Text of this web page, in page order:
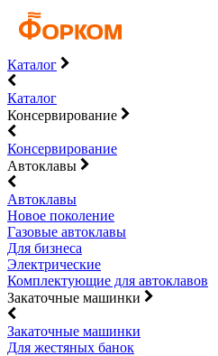
Каталог
Каталог
Консервирование
Консервирование
Автоклавы
Автоклавы
Новое поколение
Газовые автоклавы
Для бизнеса
Электрические
Комплектующие для автоклавов
Закаточные машинки
Закаточные машинки
Для жестяных банок